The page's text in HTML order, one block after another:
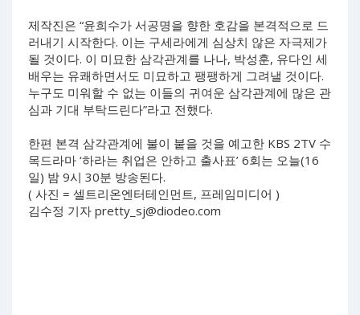
제작진은 “윤희수가 서공명을 향한 호감을 본격적으로 드
러내기 시작한다. 이는 구세라에게 심상치 않은 자극제가
될 것이다. 이 미묘한 삼각관계를 나나, 박성훈, 유다인 세
배우는 유쾌하면서도 미묘하고 팽팽하게 그려낼 것이다.
누구도 미워할 수 없는 이들의 귀여운 삼각관계에 많은 관
심과 기대 부탁드린다”라고 전했다.
한편 본격 삼각관계에 불이 붙을 것을 예고한 KBS 2TV 수
목드라마 ‘하라는 취업은 안하고 출사표’ 6회는 오늘(16
일) 밤 9시 30분 방송된다.
( 사진 = 셀트리온엔터테인먼트, 프레임미디어 )
김수정 기자 pretty_sj@diodeo.com